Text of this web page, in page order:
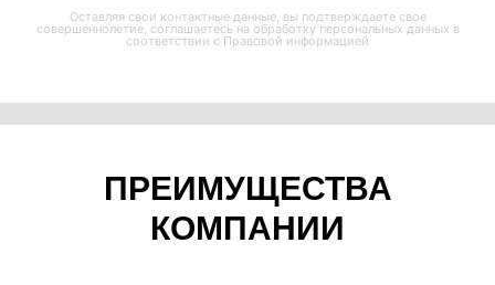
Оставляя свои контактные данные, вы подтверждаете свое
совершеннолетие, соглашаетесь на обработку персональных данных в
соответствии с Правовой информацией
ПРЕИМУЩЕСТВА
КОМПАНИИ